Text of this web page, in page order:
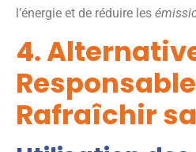
l’énergie et de réduire les
4.
Rafraîchir